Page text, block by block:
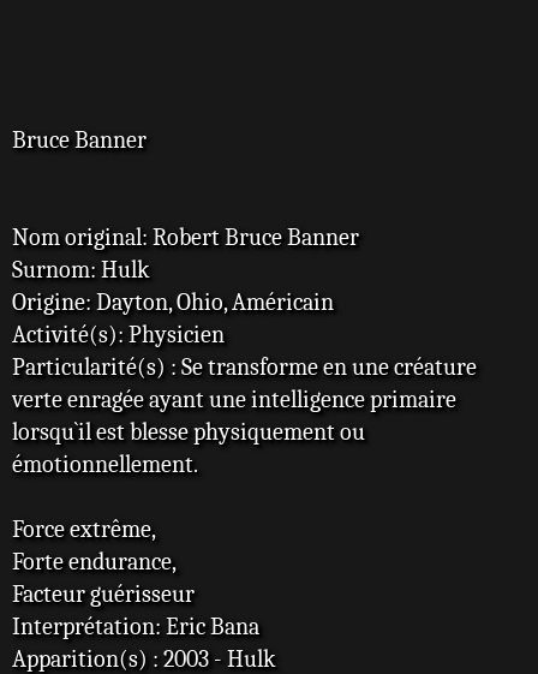
Bruce Banner
Nom original: Robert Bruce Banner
Surnom: Hulk
Origine: Dayton, Ohio, Américain
Activité(s): Physicien
Particularité(s) : Se transforme en une créature
verte enragée ayant une intelligence primaire
lorsqu`il est blesse physiquement ou
émotionnellement.
Force extrême,
Forte endurance,
Facteur guérisseur
Interprétation: Eric Bana
Apparition(s) : 2003 - Hulk